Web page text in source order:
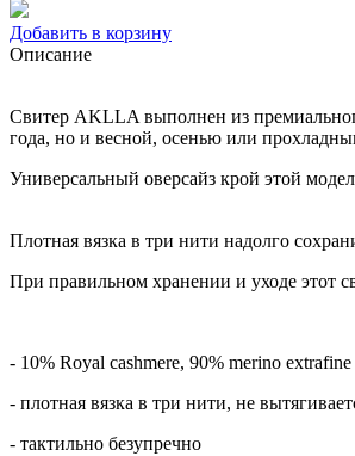
Добавить в корзину
Описание
Свитер AKLLA выполнен из
года, но и весной, осенью или
Универсальный оверсайз крой этой
Плотная вязка в три нити надолго
При правильном хранении и уходе этот
- 10% Royal cashmere, 90% merino extrafine
- плотная вязка в три нити, не
- тактильно безупречно